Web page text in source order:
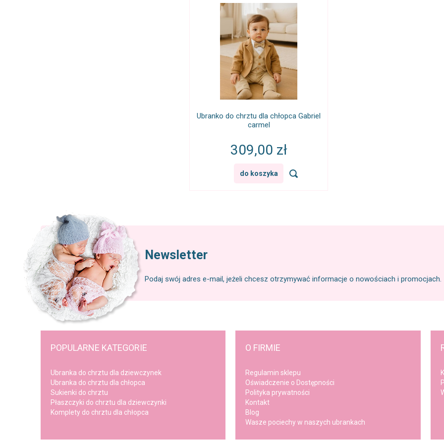
Ubranko do chrztu dla chłopca Gabriel
carmel
309,00 zł
do koszyka
Newsletter
Podaj swój adres e-mail, jeżeli chcesz otrzymywać informacje o nowościach i promocjach.
POPULARNE KATEGORIE
Ubranka do chrztu dla dziewczynek
Ubranka do chrztu dla chłopca
Sukienki do chrztu
Płaszczyki do chrztu dla dziewczynki
Komplety do chrztu dla chłopca
O FIRMIE
Regulamin sklepu
Oświadczenie o Dostępności
Polityka prywatności
Kontakt
Blog
Wasze pociechy w naszych ubrankach